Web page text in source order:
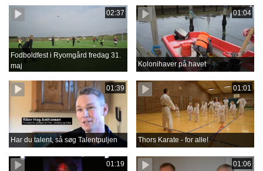
02:37
Fodboldfest i Ryomgård fredag 31.
maj
01:04
Kolonihaver på havet
01:39
Har du talent, så søg Talentpuljen
01:01
Thors Karate - for alle!
01:19 01:06